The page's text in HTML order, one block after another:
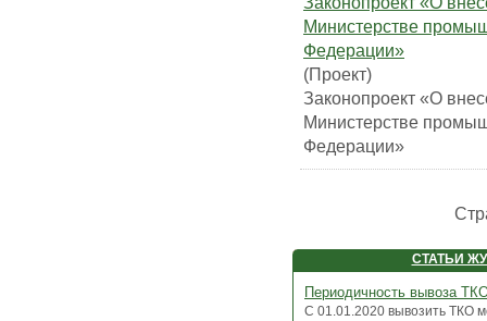
Министерстве
Федерации»
(Проект)
Законопроект «О
Министерстве
Федерации»
СТАТЬИ
Периодичность вывоза
С 01.01.2020 вывозить ТКО